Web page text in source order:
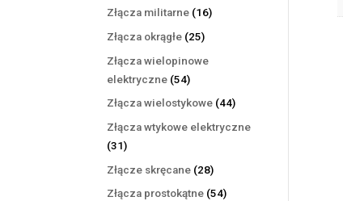
produktów
Złącza militarne 1616
Złącza okrągłe 2525
Złącza wielopinowe
elektryczne 5454
produkty
Złącza wielostykowe 4444
Złącza wtykowe elektryczne
3131
produktów
Złącze skręcane 2828
produktów
Złącza prostokątne 5454